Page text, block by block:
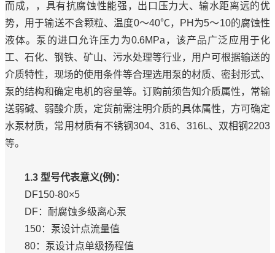
而成，，具有抗腐蚀性能强，出口压力大、输水距离远的优
势，用于输送不含颗粒、温度0～40℃，PH为5～10的腐蚀性
液体。泵的进口允许压力为0.6MPa，该产品广泛应用于化
工、石化、钢铁、矿山、污水处理等行业，用户可根据输送的
介质特性，现场的使用条件等合理选用泵的材质、密封形式、
泵的结构和确定电机的容量等。订购前须告知介质属性，常输
送弱碱、弱酸介质，定货前需注明介质的具体属性，方可确定
水泵材质，常用材质有不锈钢304、316、316L、双相钢2203
等。
1.3 型号代表意义(例)：
DF150-80×5
DF：耐腐蚀多级离心泵
150：泵设计点流量值
80：泵设计点单级扬程值